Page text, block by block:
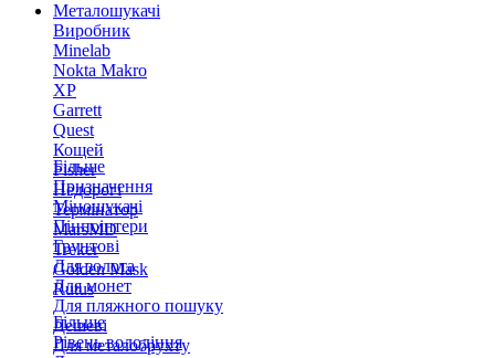
Металошукачі
Виробник
Minelab
Nokta Makro
XP
Garrett
Quest
Кощей
Fisher
Недорогі
Термінатор
MarsMD
Treker
Golden Mask
Rutus
Більше
Призначення
Міношукачі
Пінпоінтери
Грунтові
Для золота
Для монет
Для пляжного пошуку
Дешеві
Для металобрухту
Більше
Рівень володіння